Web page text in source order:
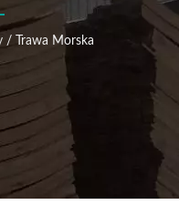
hurtowy
/ Trawa Morska